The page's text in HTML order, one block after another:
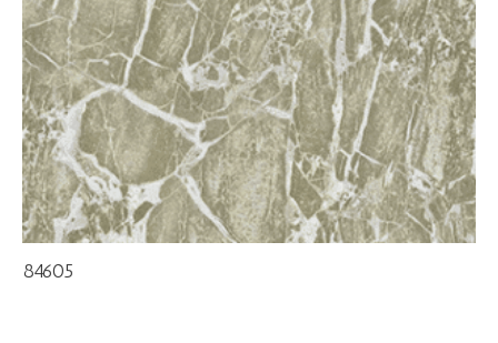
84605